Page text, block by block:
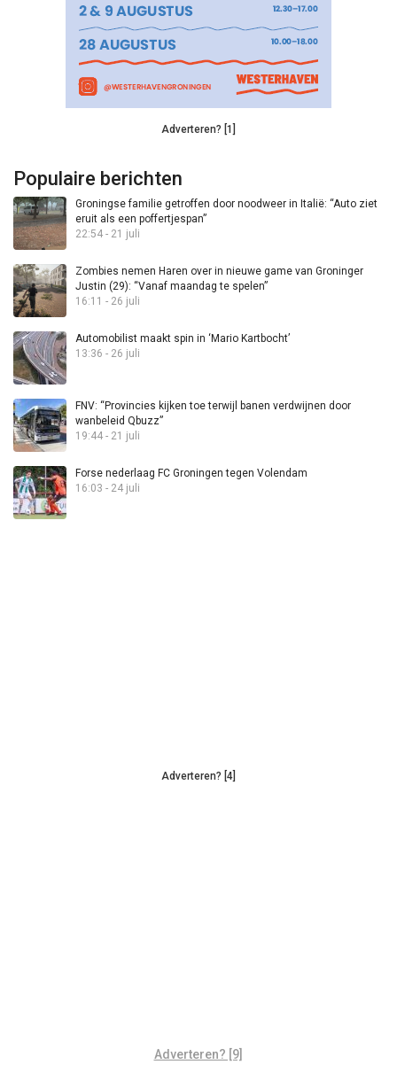
Adverteren? [1]
Populaire berichten
Groningse familie getroffen door noodweer in Italië: “Auto ziet
eruit als een poffertjespan”
22:54 - 21 juli
Zombies nemen Haren over in nieuwe game van Groninger
Justin (29): “Vanaf maandag te spelen”
16:11 - 26 juli
Automobilist maakt spin in ‘Mario Kartbocht’
13:36 - 26 juli
FNV: “Provincies kijken toe terwijl banen verdwijnen door
wanbeleid Qbuzz”
19:44 - 21 juli
Forse nederlaag FC Groningen tegen Volendam
16:03 - 24 juli
Adverteren? [4]
Adverteren? [9]